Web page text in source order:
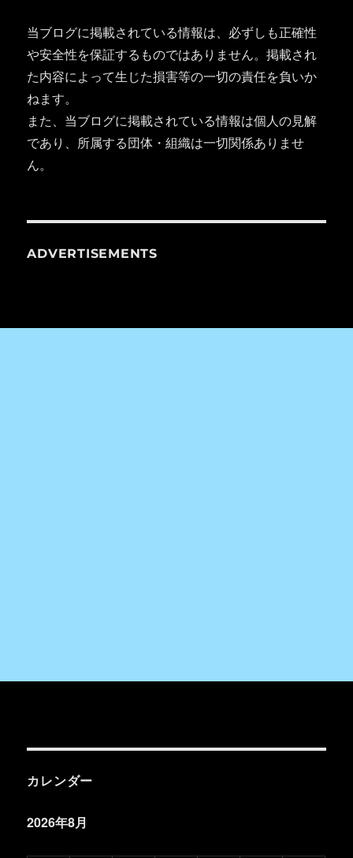
当ブログに掲載されている情報は、必ずしも正確性
や安全性を保証するものではありません。掲載され
た内容によって生じた損害等の一切の責任を負いか
ねます。
また、当ブログに掲載されている情報は個人の見解
であり、所属する団体・組織は一切関係ありませ
ん。
ADVERTISEMENTS
カレンダー
2026年8月